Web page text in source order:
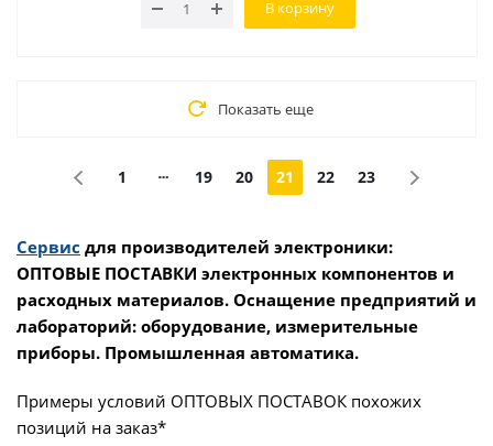
В корзину
Показать еще
1 19 20 21 22 23
Сервис для производителей электроники:
ОПТОВЫЕ ПОСТАВКИ электронных компонентов и
расходных материалов. Оснащение предприятий и
лабораторий: оборудование, измерительные
приборы. Промышленная автоматика.
Примеры условий ОПТОВЫХ ПОСТАВОК похожих
позиций на заказ*